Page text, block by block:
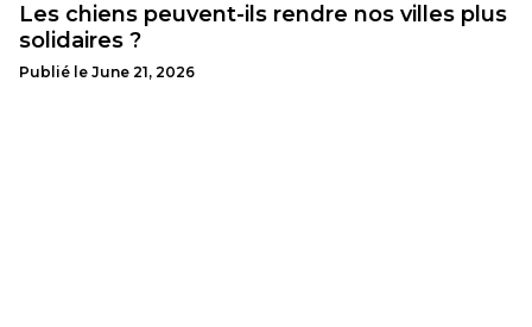
Les chiens peuvent-ils rendre nos villes plus
solidaires ?
Publié le June 21, 2026